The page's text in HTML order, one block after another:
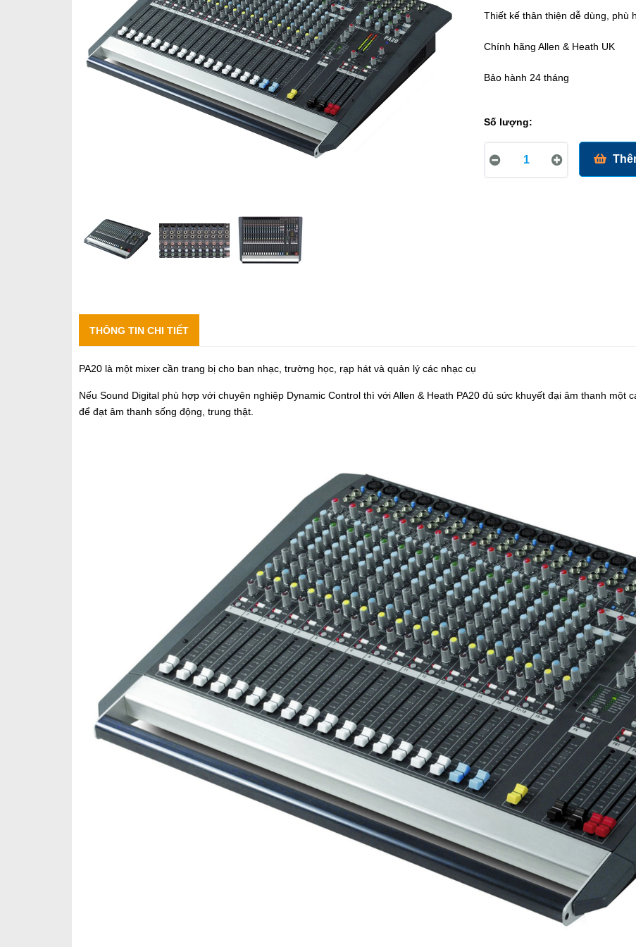
Thiết kế thân thiện dễ dùng, phù
Chính hãng Allen & Heath UK
Bảo hành 24 tháng
Số lượng:
THÔNG TIN CHI TIẾT
PA20 là một mixer cần trang bị cho ban nhạc, trường học, rạp hát và quản lý các nhạc cụ
Nếu Sound Digital phù hợp với chuyên nghiệp Dynamic Control thì với Allen & Heath PA20 đủ sức khuyết đại âm thanh một
để đạt âm thanh sống động, trung thật.